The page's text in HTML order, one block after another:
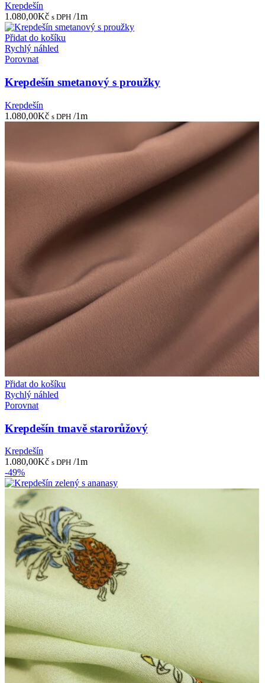
Krepdešín
1.080,00Kč s DPH /1m
Přidat do košíku
Rychlý náhled
Porovnat
Krepdešín smetanový s proužky
Krepdešín
1.080,00Kč s DPH /1m
Přidat do košíku
Rychlý náhled
Porovnat
Krepdešín tmavě starorůžový
Krepdešín
1.080,00Kč s DPH /1m
-49%